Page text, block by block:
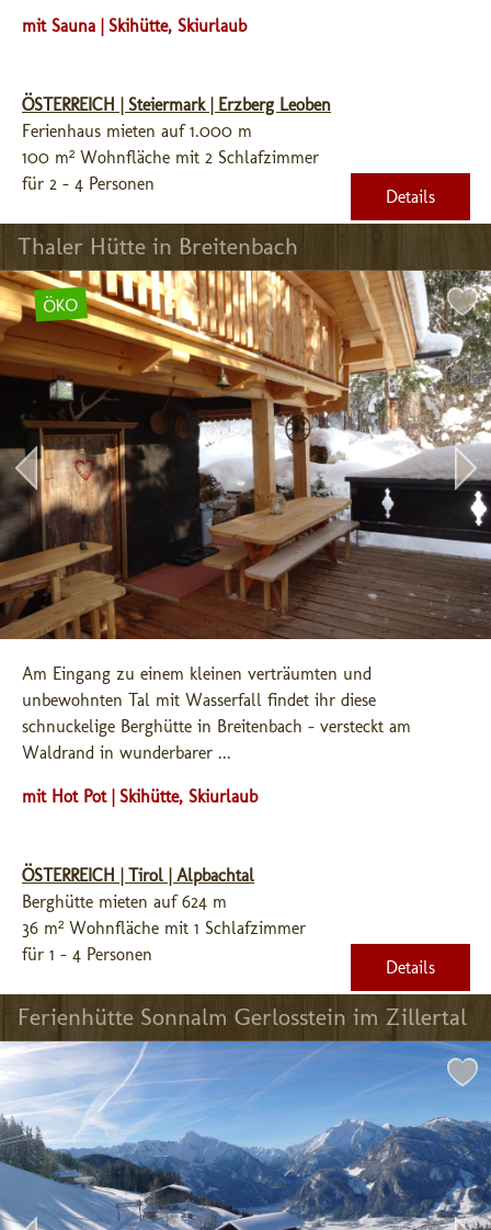
mit Sauna | Skihütte, Skiurlaub
ÖSTERREICH | Steiermark | Erzberg Leoben
Ferienhaus mieten auf 1.000 m
100 m² Wohnfläche mit 2 Schlafzimmer
für 2 - 4 Personen
Details
Thaler Hütte in Breitenbach
ÖKO
Am Eingang zu einem kleinen verträumten und
unbewohnten Tal mit Wasserfall findet ihr diese
schnuckelige Berghütte in Breitenbach - versteckt am
Waldrand in wunderbarer ...
mit Hot Pot | Skihütte, Skiurlaub
ÖSTERREICH | Tirol | Alpbachtal
Berghütte mieten auf 624 m
36 m² Wohnfläche mit 1 Schlafzimmer
für 1 - 4 Personen
Details
Ferienhütte Sonnalm Gerlosstein im Zillertal